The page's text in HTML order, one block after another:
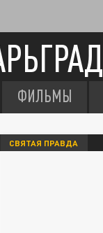
ФИЛЬМЫ
СВЯТАЯ ПРАВДА